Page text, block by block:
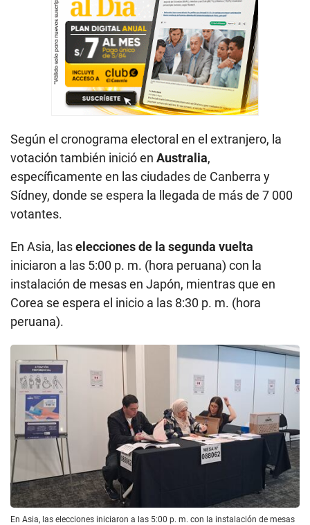
Según el cronograma electoral en el extranjero, la
votación también inició en Australia,
específicamente en las ciudades de Canberra y
Sídney, donde se espera la llegada de más de 7 000
votantes.
En Asia, laselecciones de la segunda vuelta
iniciaron a las 5:00 p. m. (hora peruana) con la
instalación de mesas en Japón, mientras que en
Corea se espera el inicio a las 8:30 p. m. (hora
peruana).
En Asia, las elecciones iniciaron a las 5:00 p. m. con la instalación de mesas